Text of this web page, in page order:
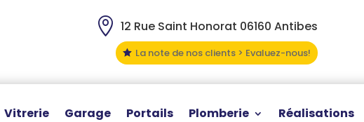
 12 Rue Saint Honorat 06160 Antibes
 La note de nos clients > Evaluez-nous!
Vitrerie Garage Portails Plomberie Réalisations